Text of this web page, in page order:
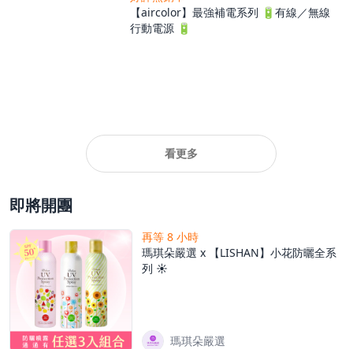
【aircolor】最強補電系列 🔋有線／無線
行動電源 🔋
看更多
即將開團
再等 8 小時
瑪琪朵嚴選 x 【LISHAN】小花防曬全系
列 ☀️
瑪琪朵嚴選